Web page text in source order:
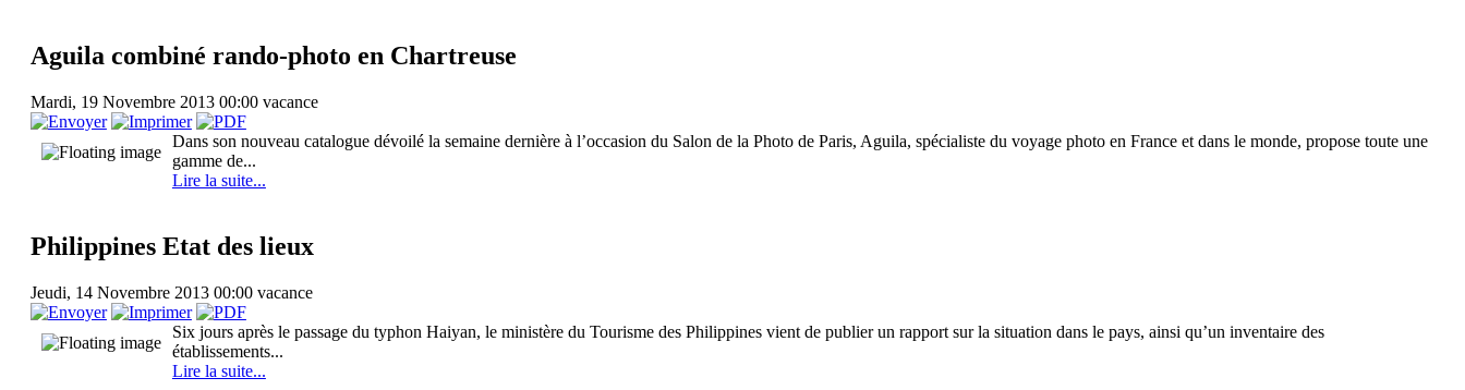
Aguila combiné rando-photo en Chartreuse
Mardi, 19 Novembre 2013 00:00 vacance
Dans son nouveau catalogue dévoilé la semaine dernière à l’occasion du Salon de la Photo de Paris, Aguila, spécialiste du voyage photo en France et dans le monde, propose toute une
gamme de...
Lire la suite...
Philippines Etat des lieux
Jeudi, 14 Novembre 2013 00:00 vacance
Six jours après le passage du typhon Haiyan, le ministère du Tourisme des Philippines vient de publier un rapport sur la situation dans le pays, ainsi qu’un inventaire des
établissements...
Lire la suite...